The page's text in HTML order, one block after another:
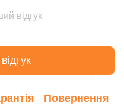
відгук
Повернення